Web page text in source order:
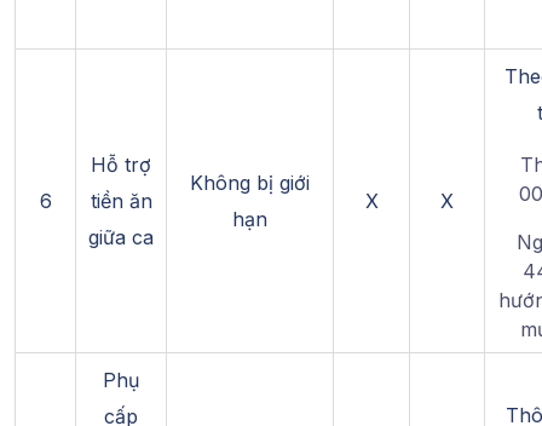
6
Hỗ trợ
tiền ăn
giữa ca
Không bị giới
hạn
X X
Phụ
cấp